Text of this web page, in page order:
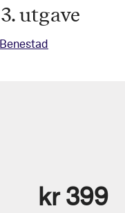
utgave
kr 399